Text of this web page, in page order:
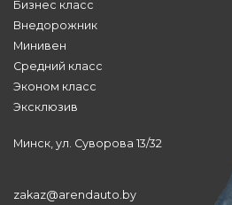
Бизнес класс
Внедорожник
Минивен
Средний класс
Эконом класс
Эксклюзив
Минск, ул. Суворова 13/32
zakaz@arendauto.by